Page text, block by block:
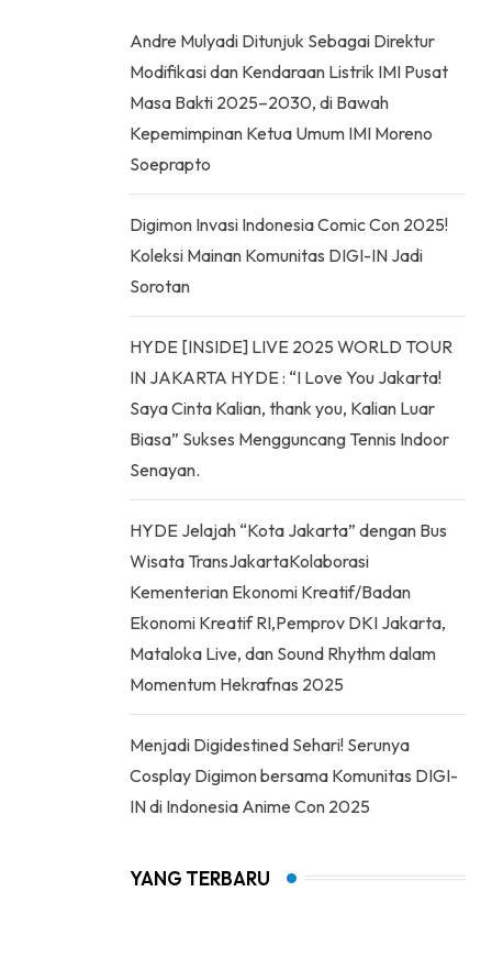
Andre Mulyadi Ditunjuk Sebagai Direktur
Modifikasi dan Kendaraan Listrik IMI Pusat
Masa Bakti 2025–2030, di Bawah
Kepemimpinan Ketua Umum IMI Moreno
Soeprapto
Digimon Invasi Indonesia Comic Con 2025!
Koleksi Mainan Komunitas DIGI-IN Jadi
Sorotan
HYDE [INSIDE] LIVE 2025 WORLD TOUR
IN JAKARTA HYDE : “I Love You Jakarta!
Saya Cinta Kalian, thank you, Kalian Luar
Biasa” Sukses Mengguncang Tennis Indoor
Senayan.
HYDE Jelajah “Kota Jakarta” dengan Bus
Wisata TransJakartaKolaborasi
Kementerian Ekonomi Kreatif/Badan
Ekonomi Kreatif RI,Pemprov DKI Jakarta,
Mataloka Live, dan Sound Rhythm dalam
Momentum Hekrafnas 2025
Menjadi Digidestined Sehari! Serunya
Cosplay Digimon bersama Komunitas DIGI-
IN di Indonesia Anime Con 2025
YANG TERBARU